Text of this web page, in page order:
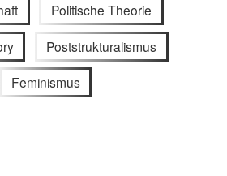
Politische Theorie
Poststrukturalismus
Feminismus